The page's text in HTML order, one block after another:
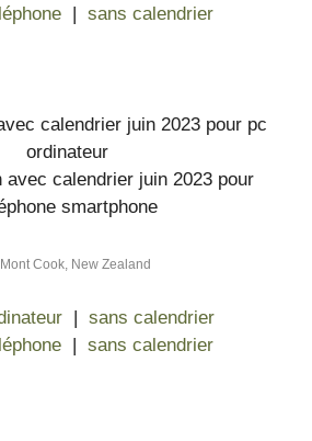
sans calendrier
Mont Cook, New Zealand
sans calendrier
sans calendrier